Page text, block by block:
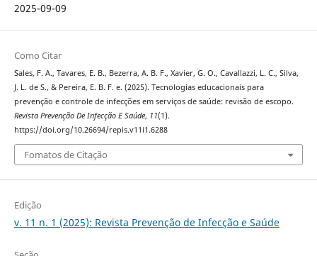
2025-09-09
Como Citar
Sales, F. A., Tavares, E. B., Bezerra, A. B. F., Xavier, G. O., Cavallazzi, L. C., Silva,
J. L. de S., & Pereira, E. B. F. e. (2025). Tecnologias educacionais para
prevenção e controle de infecções em serviços de saúde: revisão de escopo.
Revista Prevenção De Infecção E Saúde, 11(1).
https://doi.org/10.26694/repis.v11i1.6288
Fomatos de Citação
Edição
v. 11 n. 1 (2025): Revista Prevenção de Infecção e Saúde